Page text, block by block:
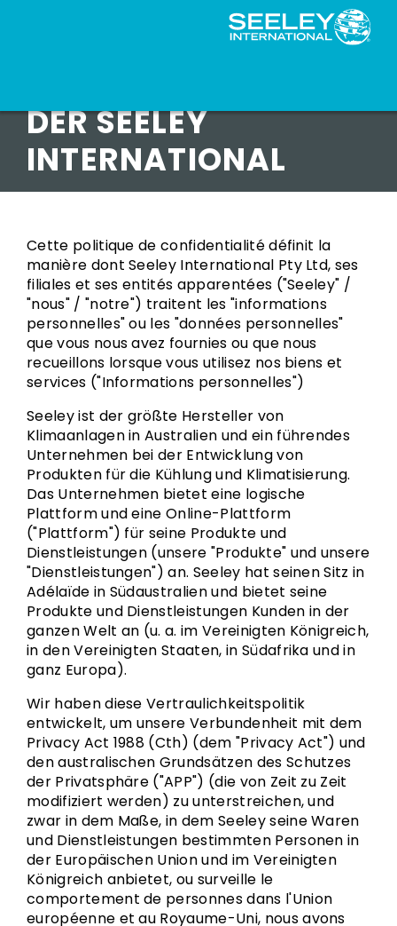
DER SEELEY
INTERNATIONAL
Cette politique de confidentialité définit la
manière dont Seeley International Pty Ltd, ses
filiales et ses entités apparentées ("Seeley" /
"nous" / "notre") traitent les "informations
personnelles" ou les "données personnelles"
que vous nous avez fournies ou que nous
recueillons lorsque vous utilisez nos biens et
services ("Informations personnelles")
Seeley ist der größte Hersteller von
Klimaanlagen in Australien und ein führendes
Unternehmen bei der Entwicklung von
Produkten für die Kühlung und Klimatisierung.
Das Unternehmen bietet eine logische
Plattform und eine Online-Plattform
("Plattform") für seine Produkte und
Dienstleistungen (unsere "Produkte" und unsere
"Dienstleistungen") an. Seeley hat seinen Sitz in
Adélaïde in Südaustralien und bietet seine
Produkte und Dienstleistungen Kunden in der
ganzen Welt an (u. a. im Vereinigten Königreich,
in den Vereinigten Staaten, in Südafrika und in
ganz Europa).
Wir haben diese Vertraulichkeitspolitik
entwickelt, um unsere Verbundenheit mit dem
Privacy Act 1988 (Cth) (dem "Privacy Act") und
den australischen Grundsätzen des Schutzes
der Privatsphäre ("APP") (die von Zeit zu Zeit
modifiziert werden) zu unterstreichen, und
zwar in dem Maße, in dem Seeley seine Waren
und Dienstleistungen bestimmten Personen in
der Europäischen Union und im Vereinigten
Königreich anbietet, ou surveille le
comportement de personnes dans l'Union
européenne et au Royaume-Uni, nous avons